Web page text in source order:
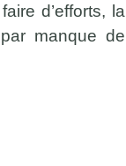
d’efforts, la
manque de